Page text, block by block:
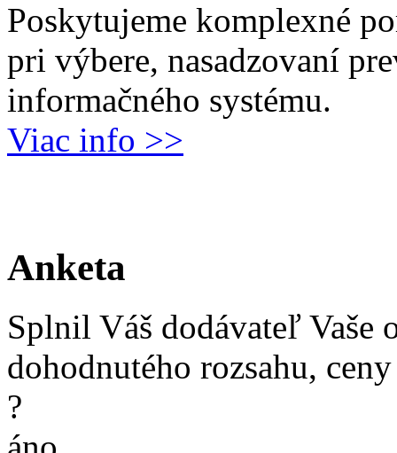
Poskytujeme komplexné
pri výbere, nasadzovaní
informačného systému.
Viac info >>
Anketa
Splnil Váš dodávateľ Vaše
dohodnutého rozsahu,
?